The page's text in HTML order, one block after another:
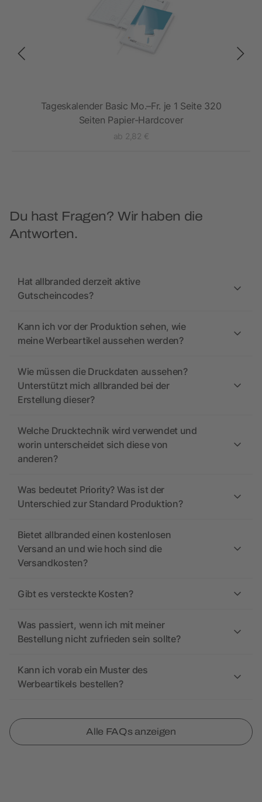
Tageskalender Basic Mo.–Fr. je 1 Seite 320
Seiten Papier-Hardcover
ab 2,82 €
Du hast Fragen? Wir haben die
Antworten.
Hat allbranded derzeit aktive
Gutscheincodes?
Kann ich vor der Produktion sehen, wie
meine Werbeartikel aussehen werden?
Wie müssen die Druckdaten aussehen?
Unterstützt mich allbranded bei der
Erstellung dieser?
Welche Drucktechnik wird verwendet und
worin unterscheidet sich diese von
anderen?
Was bedeutet Priority? Was ist der
Unterschied zur Standard Produktion?
Bietet allbranded einen kostenlosen
Versand an und wie hoch sind die
Versandkosten?
Gibt es versteckte Kosten?
Was passiert, wenn ich mit meiner
Bestellung nicht zufrieden sein sollte?
Kann ich vorab ein Muster des
Werbeartikels bestellen?
Alle FAQs anzeigen